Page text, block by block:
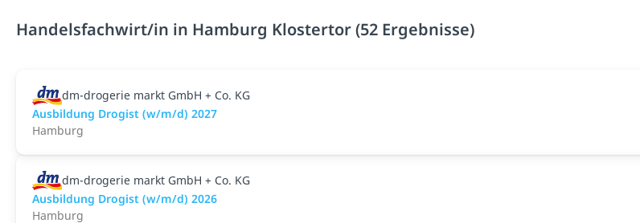
Handelsfachwirt/in in Hamburg Klostertor (52 Ergebnisse)
dm-drogerie markt GmbH + Co. KG
Ausbildung Drogist (w/m/d) 2027
Hamburg
dm-drogerie markt GmbH + Co. KG
Ausbildung Drogist (w/m/d) 2026
Hamburg